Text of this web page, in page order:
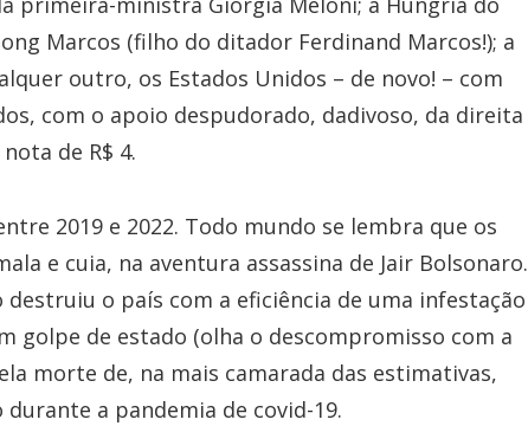
Marcos (filho do ditador Ferdinand Marcos!); a
outro, os Estados Unidos – de novo! – com
com o apoio despudorado, dadivoso, da direita
de R$ 4.
2019 e 2022. Todo mundo se lembra que os
e cuia, na aventura assassina de Jair Bolsonaro.
o país com a eficiência de uma infestação
golpe de estado (olha o descompromisso com a
morte de, na mais camarada das estimativas,
a pandemia de covid-19.